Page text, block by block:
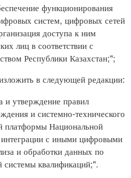
функционирования
систем, цифровых сетей
доступа к ним
лиц в соответствии с
Республики Казахстан;";
в следующей редакции:
утверждение правил
и системно-технического
платформы Национальной
с иными цифровыми
и обработки данных по
квалификаций;".